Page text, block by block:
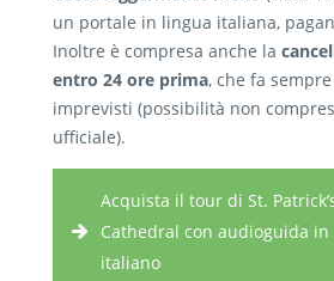
un portale in lingua italiana,
Inoltre è compresa anche la
entro 24 ore prima, che fa
imprevisti (possibilità non
ufficiale).
Acquista il tour di St.
Cathedral con audioguida in
italiano